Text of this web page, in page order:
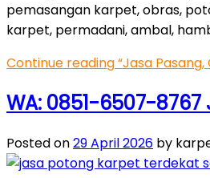
pemasangan karpet, obras,
karpet, permadani, ambal,
Continue reading“Jasa
WA: 0851-6507-
Posted on29 April 2026 by